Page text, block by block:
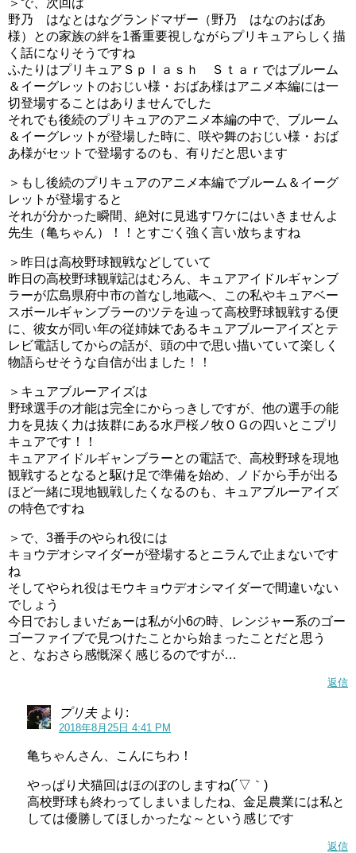
野乃 はなとはなグランドマザー（野乃 はなのおばあ
様）との家族の絆を1番重要視しながらプリキュアらしく描
く話になりそうですね
ふたりはプリキュアＳｐｌａｓｈ Ｓｔａｒではブルーム
＆イーグレットのおじい様・おばあ様はアニメ本編には一
切登場することはありませんでした
それでも後続のプリキュアのアニメ本編の中で、ブルーム
＆イーグレットが登場した時に、咲や舞のおじい様・おば
あ様がセットで登場するのも、有りだと思います
＞もし後続のプリキュアのアニメ本編でブルーム＆イーグ
レットが登場すると
それが分かった瞬間、絶対に見逃すワケにはいきませんよ
先生（亀ちゃん）！！とすごく強く言い放ちますね
＞昨日は高校野球観戦などしていて
昨日の高校野球観戦記はむろん、キュアアイドルギャンブ
ラーが広島県府中市の首なし地蔵へ、この私やキュアベー
スボールギャンブラーのツテを辿って高校野球観戦する便
に、彼女が同い年の従姉妹であるキュアブルーアイズとテ
レビ電話してからの話が、頭の中で思い描いていて楽しく
物語らせそうな自信が出ました！！
＞キュアブルーアイズは
野球選手の才能は完全にからっきしですが、他の選手の能
力を見抜く力は抜群にある水戸桜ノ牧ＯＧの四いとこプリ
キュアです！！
キュアアイドルギャンブラーとの電話で、高校野球を現地
観戦するとなると駆け足で準備を始め、ノドから手が出る
ほど一緒に現地観戦したくなるのも、キュアブルーアイズ
の特色ですね
＞で、3番手のやられ役には
キョウデオシマイダーが登場するとニラんで止まないです
ね
そしてやられ役はモウキョウデオシマイダーで間違いない
でしょう
今日でおしまいだぁーは私が小6の時、レンジャー系のゴー
ゴーファイブで見つけたことから始まったことだと思う
と、なおさら感慨深く感じるのですが…
返信
プリ夫 より:
2018年8月25日 4:41 PM
亀ちゃんさん、こんにちわ！
やっぱり犬猫回はほのぼのしますね(´▽｀)
高校野球も終わってしまいましたね、金足農業には私と
しては優勝してほしかったな～という感じです
返信